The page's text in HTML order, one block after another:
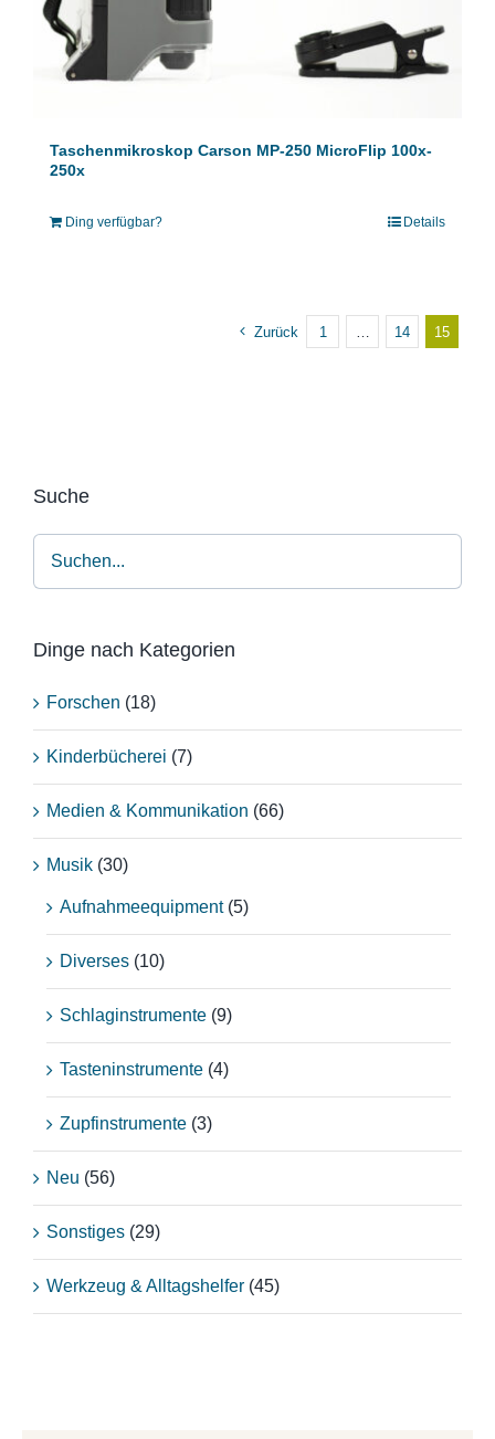
Taschenmikroskop Carson MP-250 MicroFlip 100x-
250x
Ding verfügbar? Details
Zurück 1 14 15
Suche
Dinge nach Kategorien
Forschen (18)
Kinderbücherei (7)
Medien & Kommunikation (66)
Musik (30)
Aufnahmeequipment (5)
Diverses (10)
Schlaginstrumente (9)
Tasteninstrumente (4)
Zupfinstrumente (3)
Neu (56)
Sonstiges (29)
Werkzeug & Alltagshelfer (45)